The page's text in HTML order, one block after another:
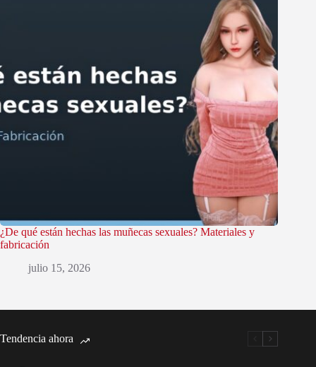
¿De qué están hechas las muñecas sexuales? Materiales y
fabricación
julio 15, 2026
Tendencia ahora